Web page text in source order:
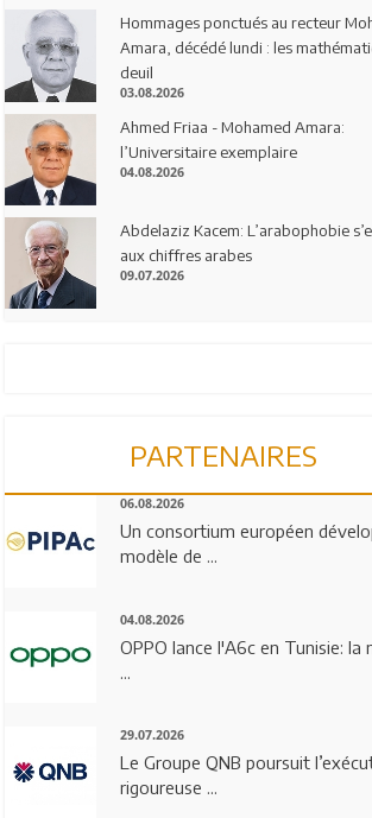
Hommages ponctués au recteur
Amara, décédé lundi : les
deuil
03.08.2026
Ahmed Friaa - Mohamed Amara:
l’Universitaire exemplaire
04.08.2026
Abdelaziz Kacem: L’arabophobie
aux chiffres arabes
09.07.2026
PARTENAIRES
06.08.2026
Un consortium européen
modèle de ...
04.08.2026
OPPO lance l'A6c en Tunisie: la
29.07.2026
Le Groupe QNB poursuit
rigoureuse ...